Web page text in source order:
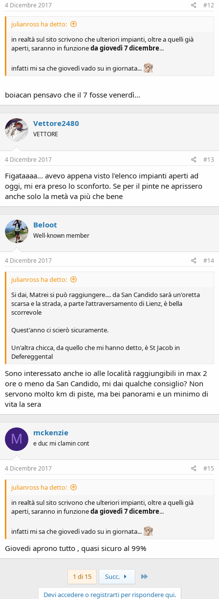
4 Dicembre 2017 #12
julianross ha detto:
in realtà sul sito scrivono che ulteriori impianti, oltre a quelli già
aperti, saranno in funzioneda giovedì 7 dicembre...
infatti mi sa che giovedì vado su in giornata...
boiacan pensavo che il 7 fosse venerdì...
Vettore2480
VETTORE
4 Dicembre 2017 #13
Figataaaa... avevo appena visto l'elenco impianti aperti ad
oggi, mi era preso lo sconforto. Se per il pinte ne aprissero
anche solo la metà va più che bene
Beloot
Well-known member
4 Dicembre 2017 #14
julianross ha detto:
Si dai, Matrei si può raggiungere.... da San Candido sarà un'oretta
scarsa e la strada, a parte l'attraversamento di Lienz, è bella
scorrevole
Quest'anno ci scierò sicuramente.
Un'altra chicca, da quello che mi hanno detto, è St Jacob in
Defereggental
Sono interessato anche io alle località raggiungibili in max 2
ore o meno da San Candido, mi dai qualche consiglio? Non
servono molto km di piste, ma bei panorami e un minimo di
vita la sera
M mckenzie
e duc mi clamin cont
4 Dicembre 2017 #15
julianross ha detto:
in realtà sul sito scrivono che ulteriori impianti, oltre a quelli già
aperti, saranno in funzioneda giovedì 7 dicembre...
infatti mi sa che giovedì vado su in giornata...
Giovedi aprono tutto , quasi sicuro al 99%
1 di 15 Succ.
Devi accedere o registrarti per rispondere qui.